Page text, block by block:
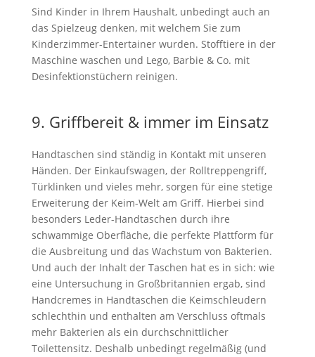
Sind Kinder in Ihrem Haushalt, unbedingt auch an
das Spielzeug denken, mit welchem Sie zum
Kinderzimmer-Entertainer wurden. Stofftiere in der
Maschine waschen und Lego, Barbie & Co. mit
Desinfektionstüchern reinigen.
9. Griffbereit & immer im Einsatz
Handtaschen sind ständig in Kontakt mit unseren
Händen. Der Einkaufswagen, der Rolltreppengriff,
Türklinken und vieles mehr, sorgen für eine stetige
Erweiterung der Keim-Welt am Griff. Hierbei sind
besonders Leder-Handtaschen durch ihre
schwammige Oberfläche, die perfekte Plattform für
die Ausbreitung und das Wachstum von Bakterien.
Und auch der Inhalt der Taschen hat es in sich: wie
eine Untersuchung in Großbritannien ergab, sind
Handcremes in Handtaschen die Keimschleudern
schlechthin und enthalten am Verschluss oftmals
mehr Bakterien als ein durchschnittlicher
Toilettensitz. Deshalb unbedingt regelmäßig (und